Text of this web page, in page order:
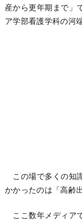
産から更年期まで」
ア学部看護学科の河
この場で多くの知
かかったのは「高齢
ここ数年メディア